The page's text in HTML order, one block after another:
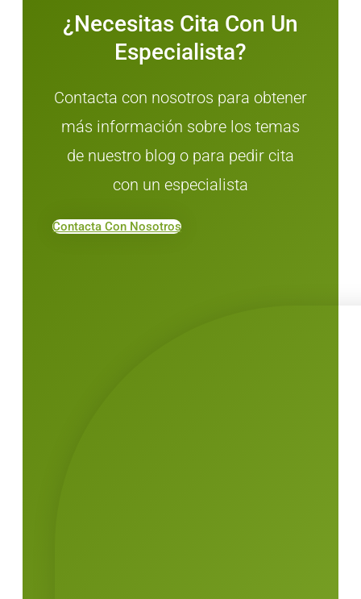
¿Necesitas Cita Con Un
Especialista?
Contacta con nosotros para obtener
más información sobre los temas
de nuestro blog o para pedir cita
con un especialista
Contacta Con Nosotros